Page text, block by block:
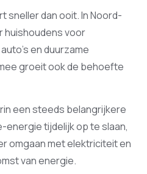
sneller dan ooit. In Noord-
huishoudens voor
en duurzame
groeit ook de behoefte
een steeds belangrijkere
tijdelijk op te slaan,
omgaan met elektriciteit en
van energie.